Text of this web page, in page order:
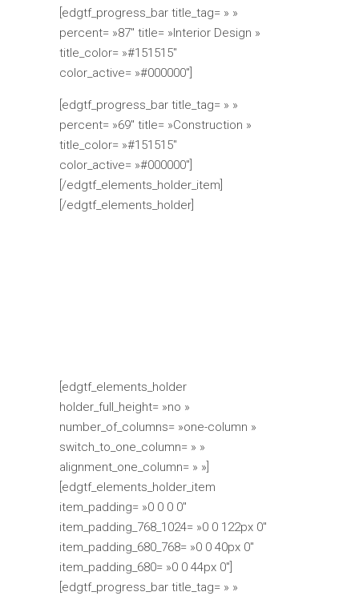
[edgtf_progress_bar title_tag= » »
percent= »87″ title= »Interior Design »
title_color= »#151515″
color_active= »#000000″]
[edgtf_progress_bar title_tag= » »
percent= »69″ title= »Construction »
title_color= »#151515″
color_active= »#000000″]
[/edgtf_elements_holder_item]
[/edgtf_elements_holder]
[edgtf_elements_holder
holder_full_height= »no »
number_of_columns= »one-column »
switch_to_one_column= » »
alignment_one_column= » »]
[edgtf_elements_holder_item
item_padding= »0 0 0 0″
item_padding_768_1024= »0 0 122px 0″
item_padding_680_768= »0 0 40px 0″
item_padding_680= »0 0 44px 0″]
[edgtf_progress_bar title_tag= » »